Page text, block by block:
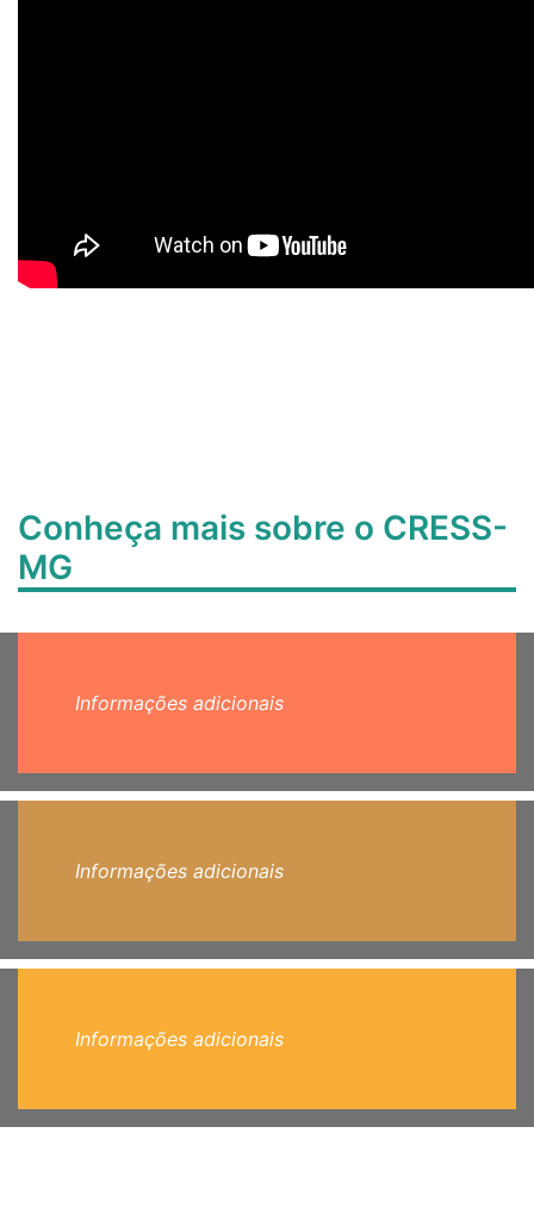
Conheça mais sobre o CRESS-
MG
Informações adicionais
Informações adicionais
Informações adicionais